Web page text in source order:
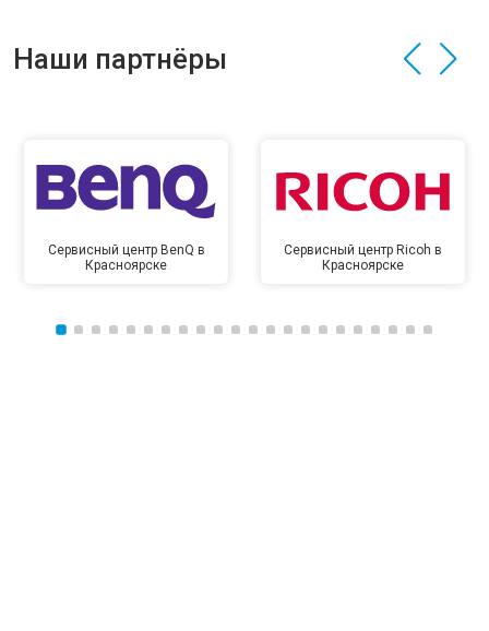
Наши партнёры
Сервисный центр BenQ в
Красноярске
Сервисный центр Ricoh в
Красноярске